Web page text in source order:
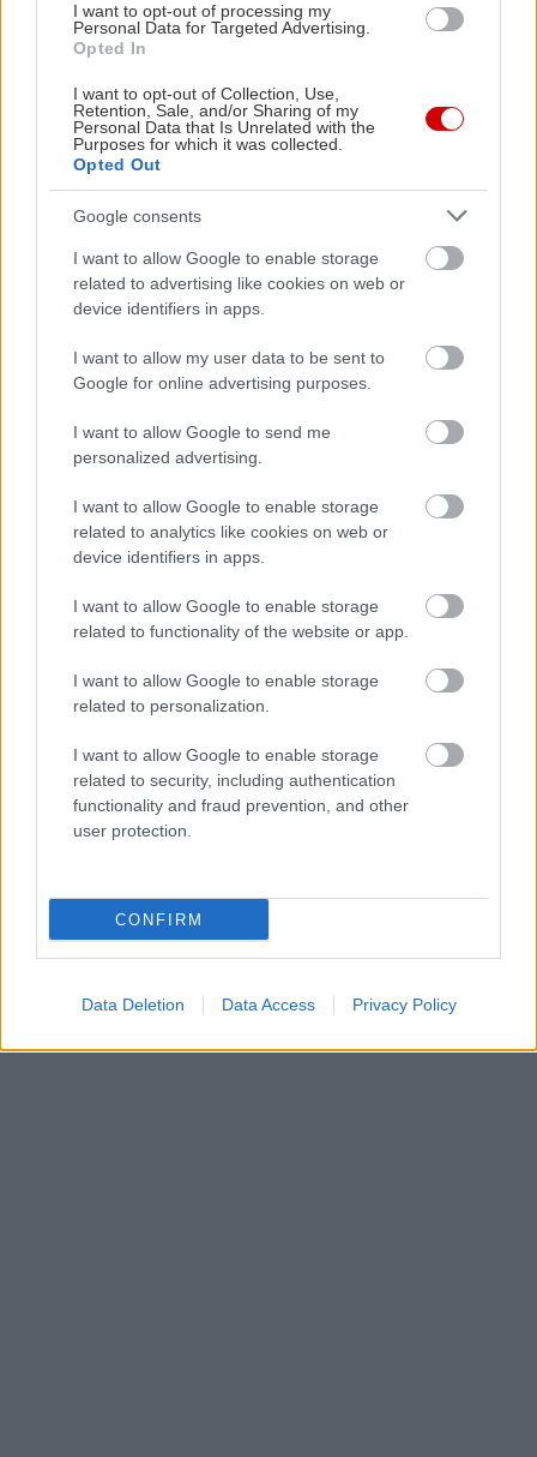
I want to opt-out of processing my
Personal Data for Targeted Advertising.
Opted In
I want to opt-out of Collection, Use,
Retention, Sale, and/or Sharing of my
Personal Data that Is Unrelated with the
Purposes for which it was collected.
Opted Out
Google consents
I want to allow Google to enable storage
related to advertising like cookies on web or
device identifiers in apps.
I want to allow my user data to be sent to
Google for online advertising purposes.
I want to allow Google to send me
personalized advertising.
I want to allow Google to enable storage
related to analytics like cookies on web or
device identifiers in apps.
I want to allow Google to enable storage
related to functionality of the website or app.
I want to allow Google to enable storage
related to personalization.
I want to allow Google to enable storage
related to security, including authentication
functionality and fraud prevention, and other
user protection.
CONFIRM
Data Deletion Data Access Privacy Policy
Δείτε ακόμη